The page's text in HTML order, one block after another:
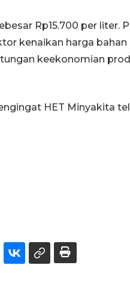
Rp15.700 per liter.
kenaikan harga bahan
keekonomian
HET Minyakita